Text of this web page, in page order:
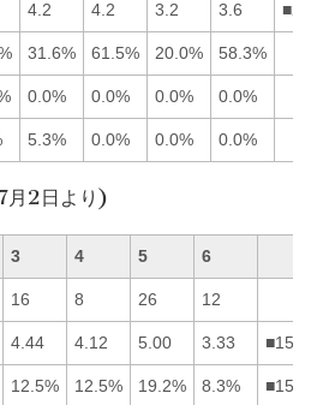
4.2 4.2 3.2 3.6
31.6% 61.5% 20.0% 58.3%
0.0% 0.0% 0.0% 0.0%
5.3% 0.0% 0.0% 0.0%
2日より)
3 4 5 6
16 8 26 12
4.44 4.12 5.00 3.33
12.5% 12.5% 19.2% 8.3%